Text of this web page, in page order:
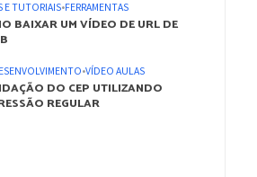
E TUTORIAIS•FERRAMENTAS
BAIXAR UM VÍDEO DE URL DE
•VÍDEO AULAS
DO CEP UTILIZANDO
REGULAR